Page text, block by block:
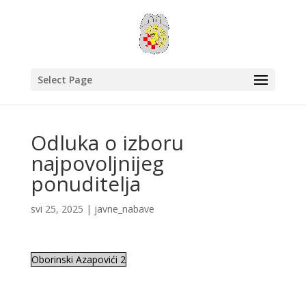
Select Page
Odluka o izboru
najpovoljnijeg
ponuditelja
svi 25, 2025 | javne_nabave
Oborinski Azapovići 2